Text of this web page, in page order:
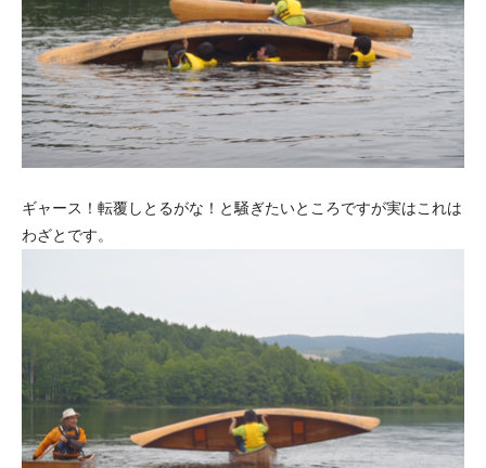
ギャース！転覆しとるがな！と騒ぎたいところですが実はこれは
わざとです。